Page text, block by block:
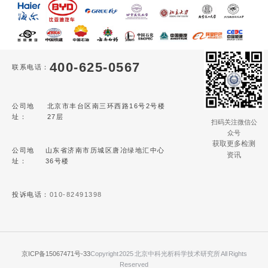
联系电话： 400-625-0567
公司地
址：
北京市丰台区南三环西路16号2号楼
27层
公司地
址：
山东省济南市历城区唐冶绿地汇中心
36号楼
投诉电话： 010-82491398
扫码关注微信公
众号
获取更多检测
资讯
京ICP备15067471号-33Copyright 2025 北京中科光析科学技术研究所 All Rights
Reserved